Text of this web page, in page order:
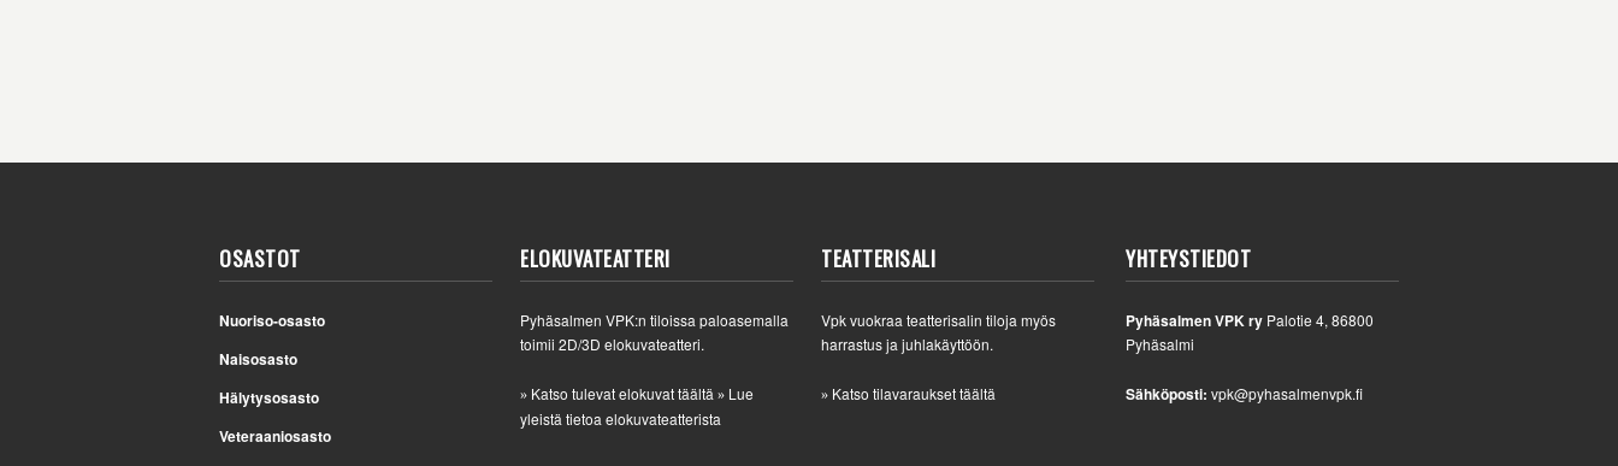
OSASTOT
Nuoriso-osasto
Naisosasto
Hälytysosasto
Veteraaniosasto
ELOKUVATEATTERI
Pyhäsalmen VPK:n tiloissa paloasemalla
toimii 2D/3D elokuvateatteri.
» Katso tulevat elokuvat täältä » Lue
yleistä tietoa elokuvateatterista
TEATTERISALI
Vpk vuokraa teatterisalin tiloja myös
harrastus ja juhlakäyttöön.
» Katso tilavaraukset täältä
YHTEYSTIEDOT
Pyhäsalmen VPK ry Palotie 4, 86800
Pyhäsalmi
Sähköposti: vpk@pyhasalmenvpk.fi